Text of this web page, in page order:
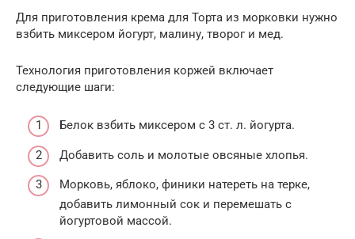
Для приготовления крема для Торта из морковки нужно
взбить миксером йогурт, малину, творог и мед.
Технология приготовления коржей включает
следующие шаги:
Белок взбить миксером с 3 ст. л. йогурта.
Добавить соль и молотые овсяные хлопья.
Морковь, яблоко, финики натереть на терке,
добавить лимонный сок и перемешать с
йогуртовой массой.